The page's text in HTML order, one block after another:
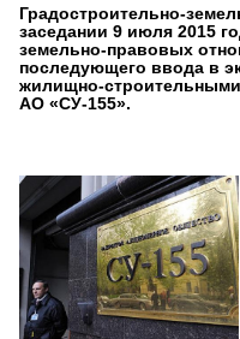
Градостроительно-
заседании 9 июля 2015
земельно-правовых
последующего ввода в
жилищно-
АО «СУ-155».